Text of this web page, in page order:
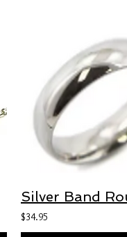
Silver Band
$34.95